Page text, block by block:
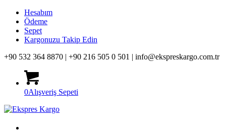
Hesabım
Ödeme
Sepet
Kargonuzu Takip Edin
+90 532 364 8870 | +90 216 505 0 501 | info@ekspreskargo.com.tr
0Alışveriş Sepeti